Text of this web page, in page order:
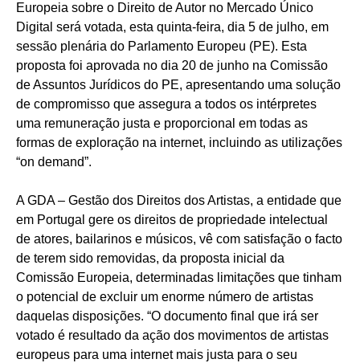
Europeia sobre o Direito de Autor no Mercado Único
Digital será votada, esta quinta-feira, dia 5 de julho, em
sessão plenária do Parlamento Europeu (PE). Esta
proposta foi aprovada no dia 20 de junho na Comissão
de Assuntos Jurídicos do PE, apresentando uma solução
de compromisso que assegura a todos os intérpretes
uma remuneração justa e proporcional em todas as
formas de exploração na internet, incluindo as utilizações
“on demand”.
A GDA – Gestão dos Direitos dos Artistas, a entidade que
em Portugal gere os direitos de propriedade intelectual
de atores, bailarinos e músicos, vê com satisfação o facto
de terem sido removidas, da proposta inicial da
Comissão Europeia, determinadas limitações que tinham
o potencial de excluir um enorme número de artistas
daquelas disposições. “O documento final que irá ser
votado é resultado da ação dos movimentos de artistas
europeus para uma internet mais justa para o seu